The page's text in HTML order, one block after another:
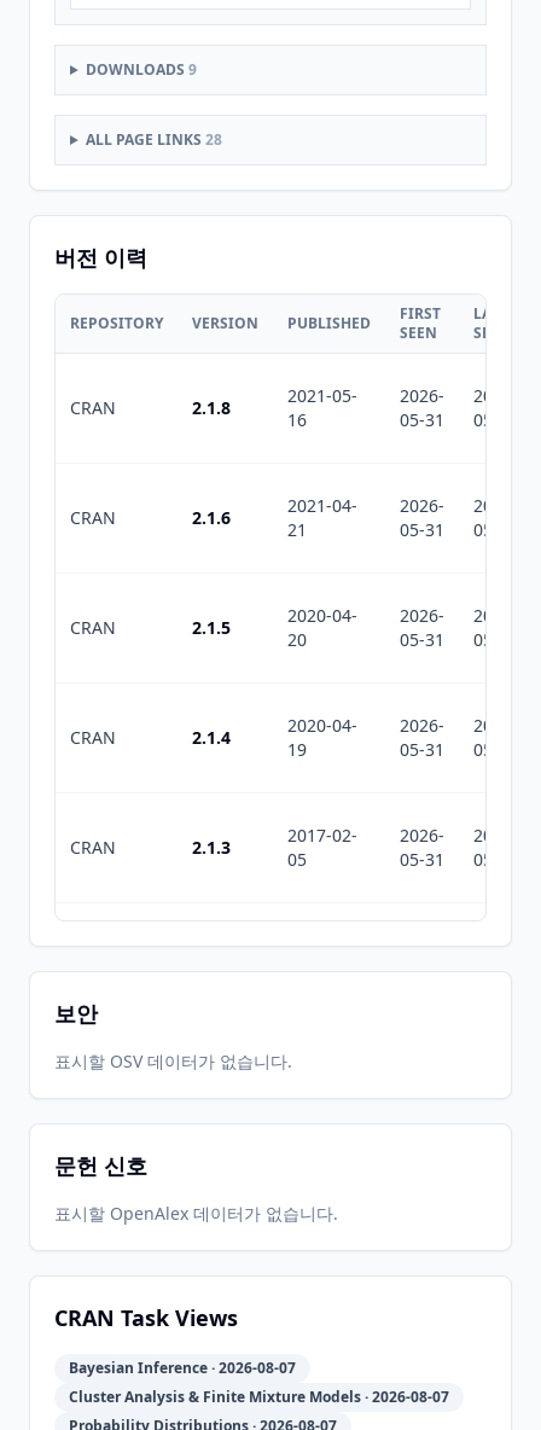
DOWNLOADS 9
ALL PAGE LINKS 28
버전 이력
REPOSITORY VERSION PUBLISHED
FIRST
SEEN
LAST
SEEN
CRAN 2.1.8
2021-05-
16
2026-
05-31
2026-
05-31
CRAN 2.1.6
2021-04-
21
2026-
05-31
2026-
05-31
CRAN 2.1.5
2020-04-
20
2026-
05-31
2026-
05-31
CRAN 2.1.4
2020-04-
19
2026-
05-31
2026-
05-31
CRAN 2.1.3
2017-02-
05
2026-
05-31
2026-
05-31
2017-01-
18
2026-
05-31
2026-
05-31
CRAN 2.1.1
CRAN
2012-09-
2026-
2026-
CRAN 1-01.04
2012-08-
21
05-31
보안
표시할 OSV 데이터가 없습니다.
문헌 신호
표시할 OpenAlex 데이터가 없습니다.
CRAN Task Views
Bayesian Inference · 2026-08-07
Cluster Analysis & Finite Mixture Models · 2026-08-07
Probability Distributions · 2026-08-07